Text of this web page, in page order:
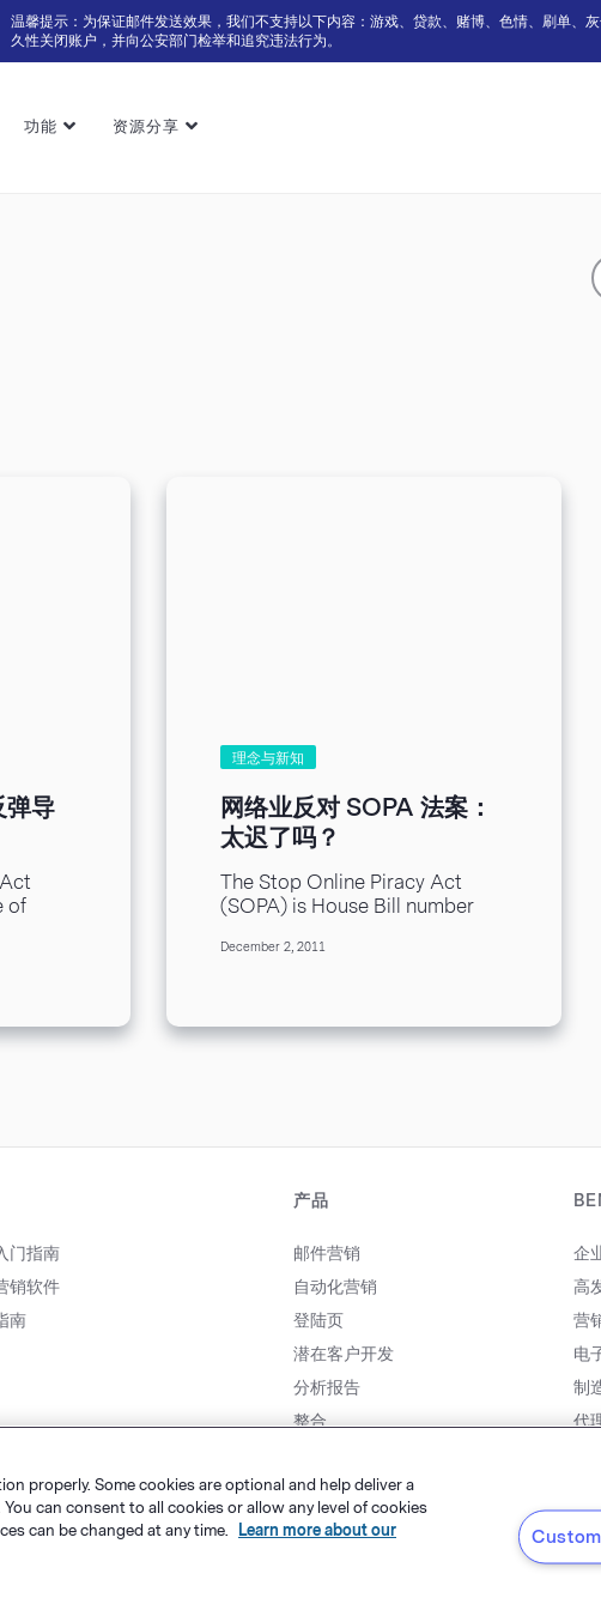
温馨提示：为保证邮件发送效果，我们不支持以下内容：游戏、贷款、赌博、色情、刷单、
久性关闭账户，并向公安部门检举和追究违法行为。
功能 资源分享
弹导
of
理念与新知
网络业反对 SOPA 法案：
太迟了吗？
The Stop Online Piracy Act
(SOPA) is House Bill number
of the most misguided and...
December 2, 2011
门指南
销软件
南
产品
邮件营销
自动化营销
登陆页
潜在客户开发
分析报告
整合
企
高
营
电
制
代
properly. Some cookies are optional and help deliver a
can consent to all cookies or allow any level of cookies
can be changed at any time.
Learn more about our